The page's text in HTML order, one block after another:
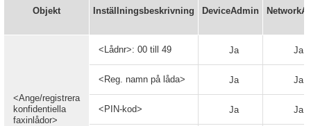
Objekt Inställningsbeskrivning DeviceAdmin
<Ange/registrera
konfidentiella
faxinlådor>
<Lådnr>: 00 till 49 Ja Ja
<Reg. namn på låda> Ja Ja
<PIN-kod> Ja Ja